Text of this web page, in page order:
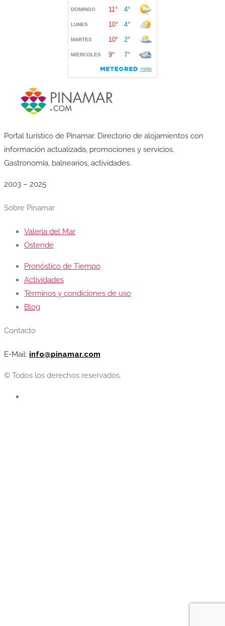
Portal turístico de Pinamar. Directorio de alojamientos con
información actualizada, promociones y servicios.
Gastronomía, balnearios, actividades.
2003 – 2025
Sobre Pinamar
Valeria del Mar
Ostende
Pronóstico de Tiempo
Actividades
Términos y condiciones de uso
Blog
Contacto
E-Mail: info@pinamar.com
© Todos los derechos reservados.